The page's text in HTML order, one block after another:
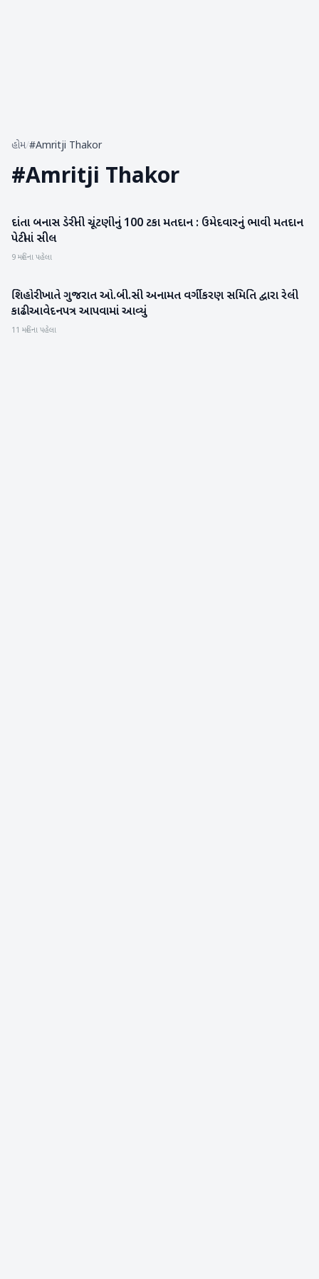
હોમ/#Amritji Thakor
#Amritji Thakor
બનાસકાંઠા
દાંતા બનાસ ડેરીની ચૂંટણીનું 100 ટકા મતદાન : ઉમેદવારનું ભાવી મતદાન
પેટીમાં સીલ
9 મહિના પહેલા
બનાસકાંઠા
શિહોરી ખાતે ગુજરાત ઓ.બી.સી અનામત વર્ગીકરણ સમિતિ દ્વારા રેલી
કાઢી આવેદનપત્ર આપવામાં આવ્યું
11 મહિના પહેલા